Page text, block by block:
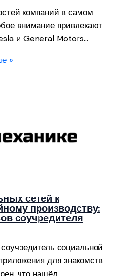
компаний в самом
внимание привлекают
и General Motors…
»
сетей к
производству:
соучредителя
социальной
для знакомств
что нашёл…